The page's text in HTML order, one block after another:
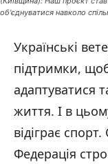
об'єднуватися навколо
Українські
підтримки,
адаптуватися
життя. І в
відіграє
Федерація